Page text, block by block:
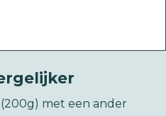
met een ander